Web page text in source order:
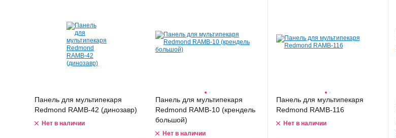
Панель для мультипекаря
Redmond RAMB-42 (динозавр)
Нет в наличии
Панель для мультипекаря
Redmond RAMB-10 (крендель
большой)
Нет в наличии
Панель для мультипекаря
Redmond RAMB-116
Нет в наличии